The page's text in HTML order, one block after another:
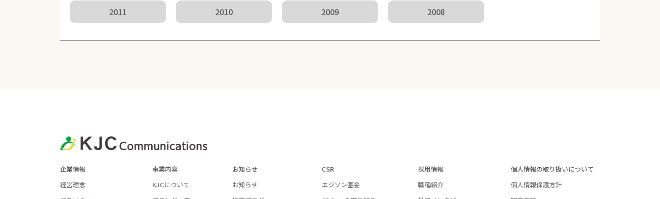
2011 2010 2009 2008
企業情報
経営理念
事業内容
KJCについて
お知らせ
お知らせ
CSR
エジソン基金
採用情報
職種紹介
個人情報の取り扱いについて
個人情報保護方針